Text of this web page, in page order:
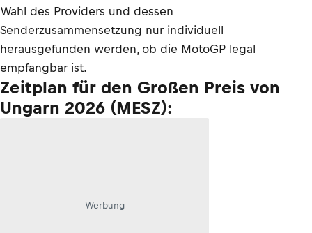
Wahl des Providers und dessen
Senderzusammensetzung nur individuell
herausgefunden werden, ob die MotoGP legal
empfangbar ist.
Zeitplan für den Großen Preis von
Ungarn 2026 (MESZ):
Werbung